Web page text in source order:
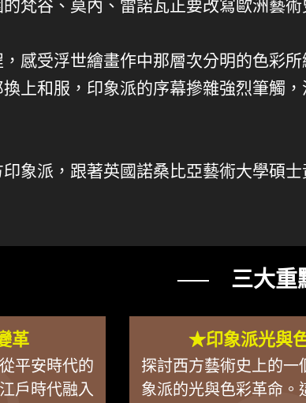
梵谷、莫內、雷諾瓦正要改寫歐洲藝術
感受浮世繪畫作中那層次分明的色彩
上和服，印象派的序幕摻雜強烈筆觸
象派，跟著英國諾桑比亞藝術大學碩
── 三大
革
平安時代的
戶時代融入
★印象派光與
探討西方藝術史上的
象派的光與色彩革命。